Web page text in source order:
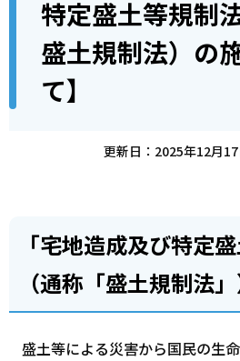
特定盛土等規制
盛土規制法）の
て】
更新日：2025年12月17
「宅地造成及び特定
（通称「盛土規制法
盛土等による災害から国民の生